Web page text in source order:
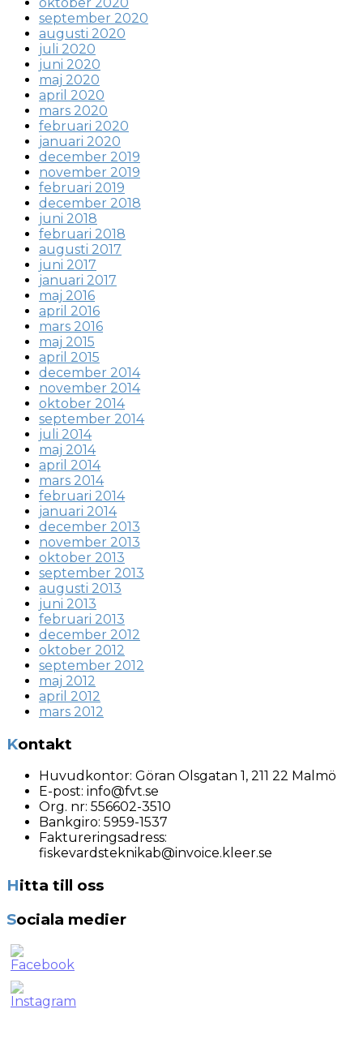
september 2020
augusti 2020
juli 2020
juni 2020
maj 2020
april 2020
mars 2020
februari 2020
januari 2020
december 2019
november 2019
februari 2019
december 2018
juni 2018
februari 2018
augusti 2017
juni 2017
januari 2017
maj 2016
april 2016
mars 2016
maj 2015
april 2015
december 2014
november 2014
oktober 2014
september 2014
juli 2014
maj 2014
april 2014
mars 2014
februari 2014
januari 2014
december 2013
november 2013
oktober 2013
september 2013
augusti 2013
juni 2013
februari 2013
december 2012
oktober 2012
september 2012
maj 2012
april 2012
mars 2012
Kontakt
Huvudkontor: Göran Olsgatan 1, 211 22 Malmö
E-post: info@fvt.se
Org. nr: 556602-3510
Bankgiro: 5959-1537
Faktureringsadress:
fiskevardsteknikab@invoice.kleer.se
Hitta till oss
Sociala medier